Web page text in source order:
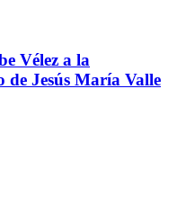
Vélez a la
de Jesús María Valle